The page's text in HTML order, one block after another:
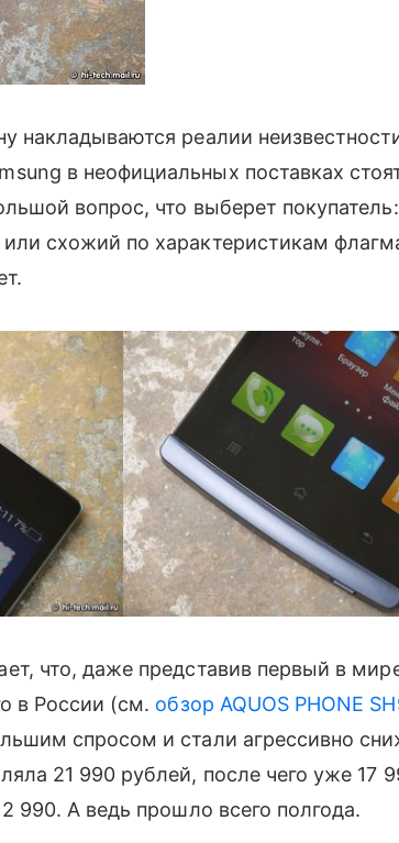
накладываются реалии
в неофициальных поставках
вопрос, что выберет
схожий по характеристикам
что, даже представив первый в
в России (см. обзор AQUOS PHONE
спросом и стали агрессивно
21 990 рублей, после чего уже 17
990. А ведь прошло всего полгода.